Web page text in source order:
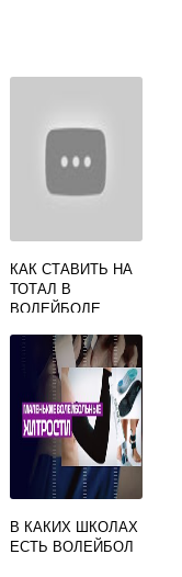
КАК СТАВИТЬ НА
ТОТАЛ В
ВОЛЕЙБОЛЕ
В КАКИХ ШКОЛАХ
ЕСТЬ ВОЛЕЙБОЛ